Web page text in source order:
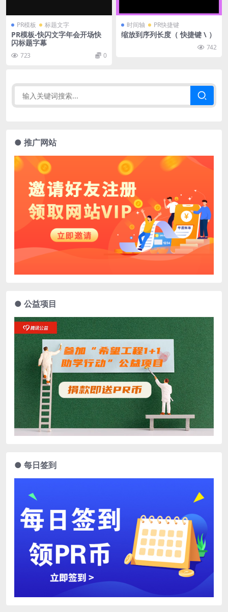
PR模板 标题文字
PR模板-快闪文字年会开场快
闪标题字幕
723 0
时间轴 PR快捷键
缩放到序列长度（ 快捷键 \ ）
742
● 推广网站
● 公益项目
● 每日签到